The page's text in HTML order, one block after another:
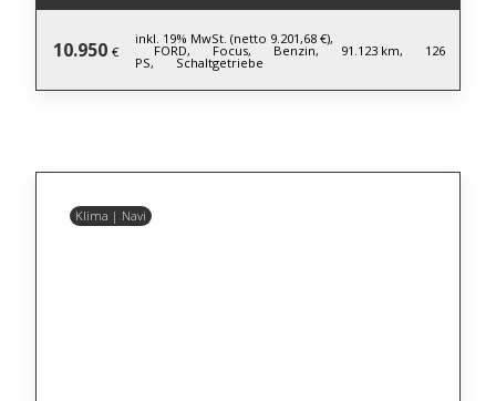
10.950 €
inkl. 19% MwSt. (netto 9.201,68 €),
FORD, Focus, Benzin, 91.123 km, 126
PS, Schaltgetriebe
Klima | Navi